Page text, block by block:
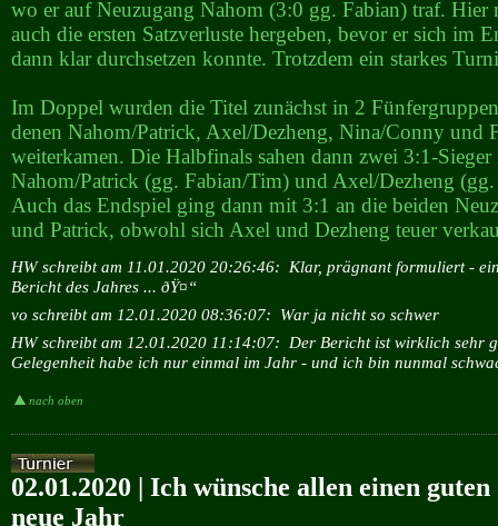
wo er auf Neuzugang Nahom (3:0 gg. Fabian) traf. Hier
auch die ersten Satzverluste hergeben, bevor er sich im
dann klar durchsetzen konnte. Trotzdem ein starkes
Im Doppel wurden die Titel zunächst in 2
denen Nahom/Patrick, Axel/Dezheng, Nina/Conny und
weiterkamen. Die Halbfinals sahen dann zwei 3:1-Sieger
Nahom/Patrick (gg. Fabian/Tim) und Axel/Dezheng
Auch das Endspiel ging dann mit 3:1 an die beiden
und Patrick, obwohl sich Axel und Dezheng teuer
HW schreibt am 11.01.2020 20:26:46: Klar, prägnant formuliert -
Bericht des Jahres ... ðŸ¤“
vo schreibt am 12.01.2020 08:36:07: War ja nicht so schwer
HW schreibt am 12.01.2020 11:14:07: Der Bericht ist wirklich sehr
Gelegenheit habe ich nur einmal im Jahr - und ich bin nunmal
nach oben
02.01.2020 | Ich wünsche allen einen
neue Jahr